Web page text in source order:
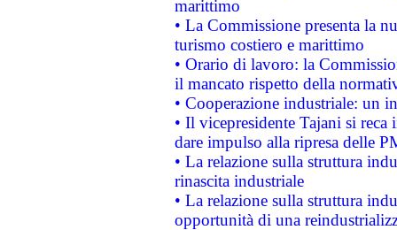
marittimo
• La Commissione presenta la
turismo costiero e marittimo
• Orario di lavoro: la
il mancato rispetto della
• Cooperazione industriale: un
• Il vicepresidente Tajani si
dare impulso alla ripresa delle
• La relazione sulla struttura
rinascita industriale
• La relazione sulla struttura
opportunità di una